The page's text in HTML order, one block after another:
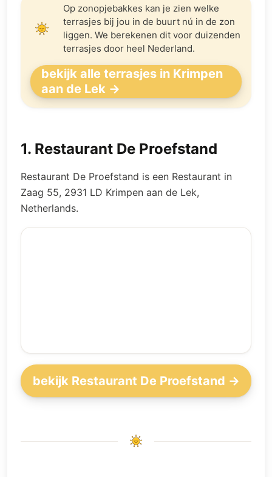
Op zonopjebakkes kan je zien welke
terrasjes bij jou in de buurt nú in de zon
liggen. We berekenen dit voor duizenden
terrasjes door heel Nederland.
bekijk alle terrasjes in Krimpen
aan de Lek →
1. Restaurant De Proefstand
Restaurant De Proefstand is een Restaurant in
Zaag 55, 2931 LD Krimpen aan de Lek,
Netherlands.
bekijk Restaurant De Proefstand →